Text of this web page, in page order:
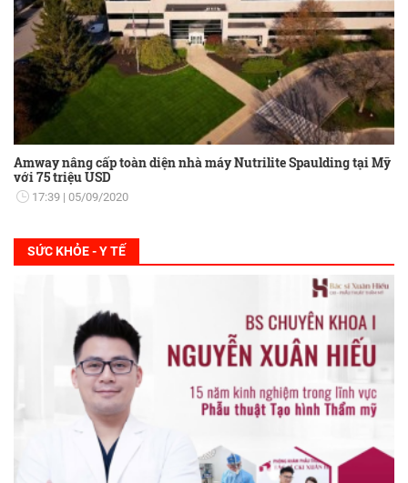
Amway nâng cấp toàn diện nhà máy Nutrilite Spaulding tại Mỹ
với 75 triệu USD
17:39 05/09/2020
SỨC KHỎE - Y TẾ